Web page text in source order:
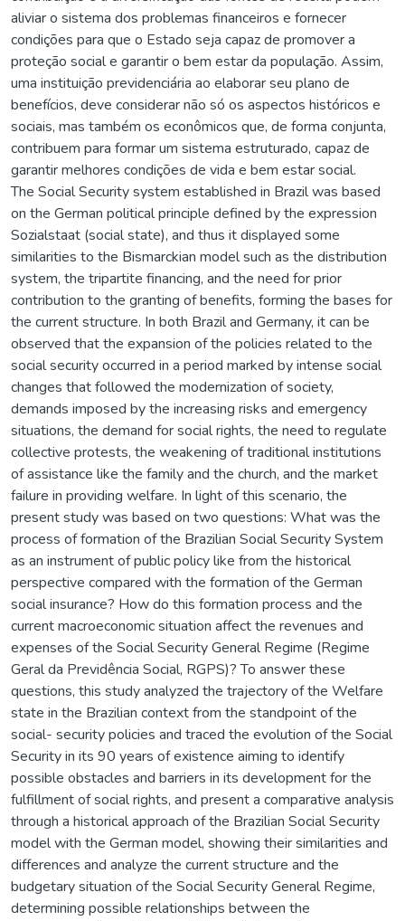
aliviar o sistema dos problemas financeiros e fornecer
condições para que o Estado seja capaz de promover a
proteção social e garantir o bem estar da população. Assim,
uma instituição previdenciária ao elaborar seu plano de
benefícios, deve considerar não só os aspectos históricos e
sociais, mas também os econômicos que, de forma conjunta,
contribuem para formar um sistema estruturado, capaz de
garantir melhores condições de vida e bem estar social.
The Social Security system established in Brazil was based
on the German political principle defined by the expression
Sozialstaat (social state), and thus it displayed some
similarities to the Bismarckian model such as the distribution
system, the tripartite financing, and the need for prior
contribution to the granting of benefits, forming the bases for
the current structure. In both Brazil and Germany, it can be
observed that the expansion of the policies related to the
social security occurred in a period marked by intense social
changes that followed the modernization of society,
demands imposed by the increasing risks and emergency
situations, the demand for social rights, the need to regulate
collective protests, the weakening of traditional institutions
of assistance like the family and the church, and the market
failure in providing welfare. In light of this scenario, the
present study was based on two questions: What was the
process of formation of the Brazilian Social Security System
as an instrument of public policy like from the historical
perspective compared with the formation of the German
social insurance? How do this formation process and the
current macroeconomic situation affect the revenues and
expenses of the Social Security General Regime (Regime
Geral da Previdência Social, RGPS)? To answer these
questions, this study analyzed the trajectory of the Welfare
state in the Brazilian context from the standpoint of the
social- security policies and traced the evolution of the Social
Security in its 90 years of existence aiming to identify
possible obstacles and barriers in its development for the
fulfillment of social rights, and present a comparative analysis
through a historical approach of the Brazilian Social Security
model with the German model, showing their similarities and
differences and analyze the current structure and the
budgetary situation of the Social Security General Regime,
determining possible relationships between the